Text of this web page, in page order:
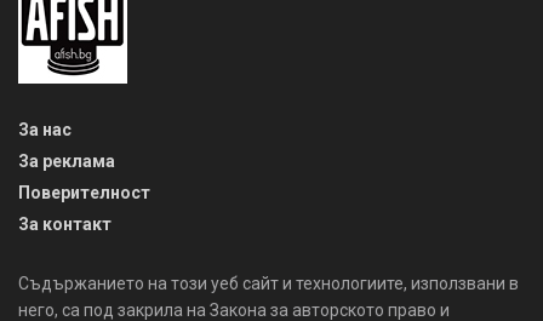
За нас
За реклама
Поверителност
За контакт
Съдържанието на този уеб сайт и технологиите, използвани в
него, са под закрила на Закона за авторското право и